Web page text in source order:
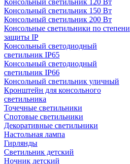
Консольный светильник 120 Вт
Консольный светильник 150 Вт
Консольный светильник 200 Вт
Консольные светильники по степени
защиты IP
Консольный светодиодный
светильник IP65
Консольный светодиодный
светильник IP66
Консольный светильник уличный
Кронштейн для консольного
светильника
Точечные светильники
Спотовые светильники
Декоративные светильники
Настольная лампа
Гирлянды
Светильник детский
Ночник детский